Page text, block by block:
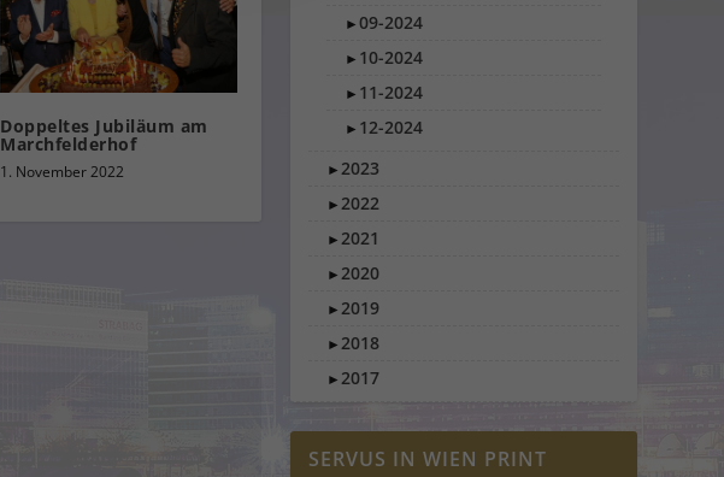
Doppeltes Jubiläum am
Marchfelderhof
1. November 2022
►09-2024
► 10-2024
► 11-2024
► 12-2024
► 2023
► 2022
► 2021
► 2020
► 2019
► 2018
► 2017
SERVUS IN WIEN PRINT